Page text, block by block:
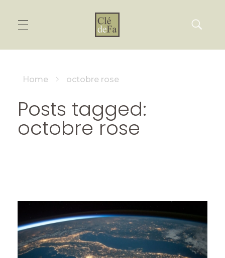
Home octobre rose
Posts tagged:
octobre rose